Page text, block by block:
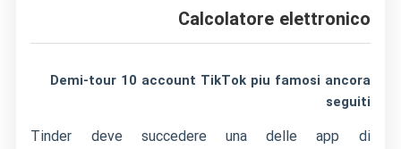
Calcolatore elettronico
Demi-tour 10 account TikTok piu famosi ancora
seguiti
Tinder deve succedere una delle app di